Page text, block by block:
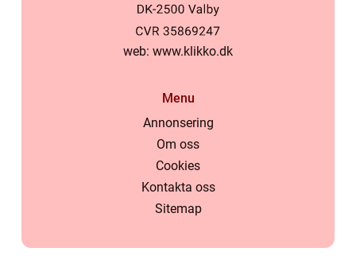
web: www.klikko.dk
Menu
Annonsering
Om oss
Cookies
Kontakta oss
Sitemap